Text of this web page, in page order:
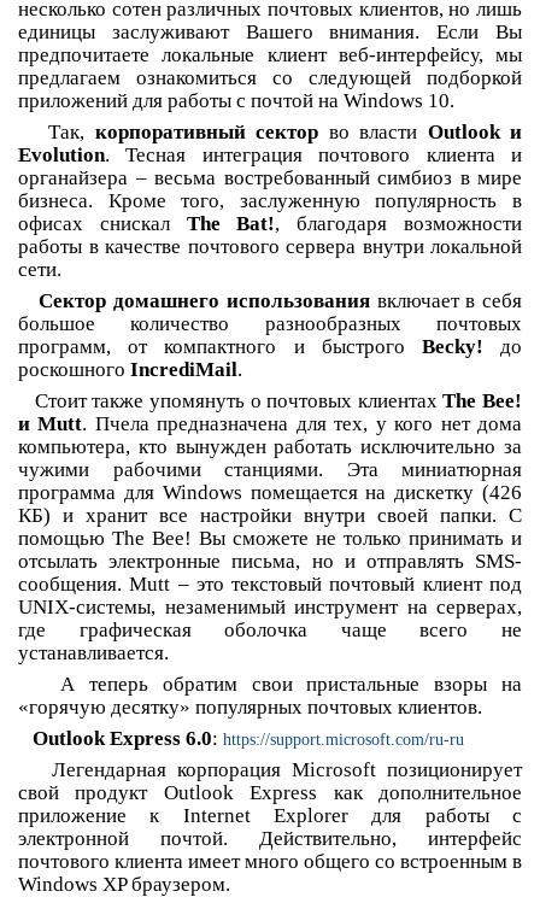
несколько сотен различных почтовых клиентов, но лишь
единицы заслуживают Вашего внимания. Если Вы
предпочитаете локальные клиент веб-интерфейсу, мы
предлагаем ознакомиться со следующей подборкой
приложений для работы с почтой на Windows 10.
Так, корпоративный сектор во власти Outlook и
Evolution. Тесная интеграция почтового клиента и
органайзера – весьма востребованный симбиоз в мире
бизнеса. Кроме того, заслуженную популярность в
офисах снискал The Bat!, благодаря возможности
работы в качестве почтового сервера внутри локальной
сети.
Сектор домашнего использованиявключает в себя
большое количество разнообразных почтовых
программ, от компактного и быстрого Becky! до
роскошного IncrediMail.
Стоит также упомянуть о почтовых клиентахThe Bee!
и Mutt. Пчела предназначена для тех, у кого нет дома
компьютера, кто вынужден работать исключительно за
чужими рабочими станциями. Эта миниатюрная
программа для Windows помещается на дискетку (426
КБ) и хранит все настройки внутри своей папки. C
помощью The Bee! Вы сможете не только принимать и
отсылать электронные письма, но и отправлять SMS-
сообщения. Mutt – это текстовый почтовый клиент под
UNIX-системы, незаменимый инструмент на серверах,
где графическая оболочка чаще всего не
устанавливается.
А теперь обратим свои пристальные взоры на
«горячую десятку» популярных почтовых клиентов.
Outlook Express 6.0: https://support.microsoft.com/ru-ru
Легендарная корпорация Microsoft позиционирует
свой продукт Outlook Express как дополнительное
приложение к Internet Explorer для работы с
электронной почтой. Действительно, интерфейс
почтового клиента имеет много общего со встроенным в
Windows XP браузером.